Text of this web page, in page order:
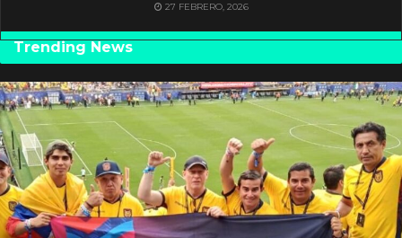
27 FEBRERO, 2026
Trending News